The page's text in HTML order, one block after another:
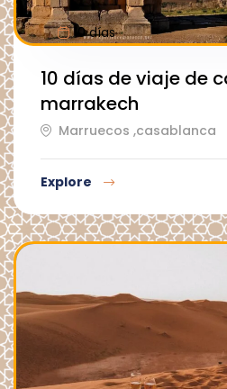
10 días
10 días de viaje de
marrakech
Marruecos ,casablanca
Explore